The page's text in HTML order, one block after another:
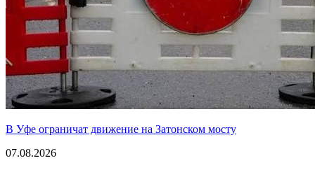
В Уфе ограничат движение на Затонском мосту
07.08.2026